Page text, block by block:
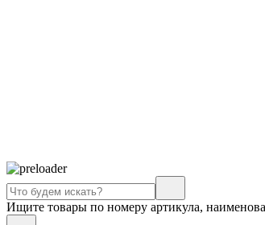
Ищите товары по номеру артикула,